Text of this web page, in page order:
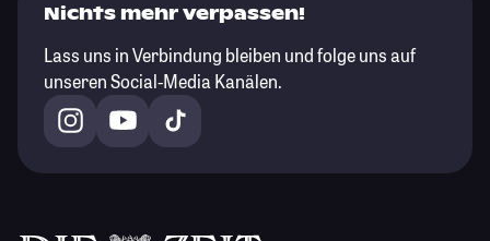
Nichts mehr verpassen!
Lass uns in Verbindung bleiben und folge uns auf
unseren Social-Media Kanälen.